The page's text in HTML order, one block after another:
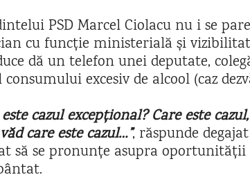
PSD Marcel Ciolacu nu i se pare
cu funcție ministerială și
dă un telefon unei deputate,
excesiv de alcool (caz
este cazul excepţional? Care este
care este cazul…”, răspunde
să se pronunțe asupra